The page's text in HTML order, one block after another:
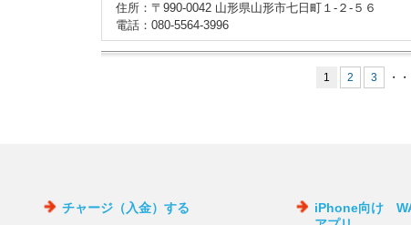
住所：〒990-0042 山形県山形市七日町１‐２‐５６
電話：080-5564-3996
1 2 3 ・・